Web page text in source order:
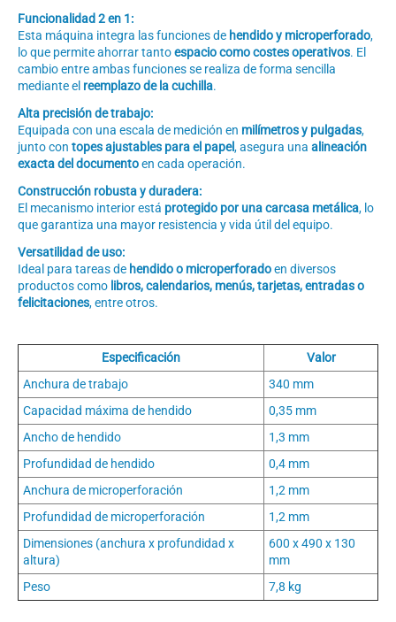
Funcionalidad 2 en 1:
Esta máquina integra las funciones de hendido y microperforado,
lo que permite ahorrar tantoespacio como costes operativos. El
cambio entre ambas funciones se realiza de forma sencilla
mediante el reemplazo de la cuchilla.
Alta precisión de trabajo:
Equipada con una escala de medición en milímetros y pulgadas,
junto con topes ajustables para el papel, asegura una alineación
exacta del documentoen cada operación.
Construcción robusta y duradera:
El mecanismo interior está protegido por una carcasa metálica, lo
que garantiza una mayor resistencia y vida útil del equipo.
Versatilidad de uso:
Ideal para tareas de hendido o microperforadoen diversos
productos como libros, calendarios, menús, tarjetas, entradas o
felicitaciones, entre otros.
Especificación
Valor
Anchura de trabajo
340 mm
Capacidad máxima de hendido
0,35 mm
Ancho de hendido
1,3 mm
Profundidad de hendido
0,4 mm
Anchura de microperforación
1,2 mm
Profundidad de microperforación
1,2 mm
Dimensiones (anchura x profundidad x
altura)
600 x 490 x 130
mm
Peso
7,8 kg